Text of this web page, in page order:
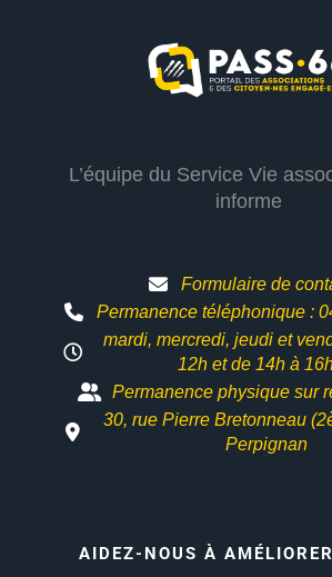
L’équipe du Service Vie
informe
Formulaire de
Permanence téléphonique :
mardi, mercredi, jeudi et
12h etde 14h à
Permanence physique sur
30, rue Pierre Bretonneau
Perpignan
AIDEZ-NOUS À